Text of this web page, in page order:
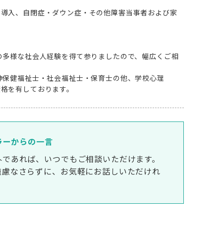
入、自閉症・ダウン症・その他障害当事者および家
様な社会人経験を得て参りましたので、幅広くご相
健福祉士・社会福祉士・保育士の他、学校心理
を有しております。
からの一言
あれば、いつでもご相談いただけます。
なさらずに、お気軽にお話しいただけれ